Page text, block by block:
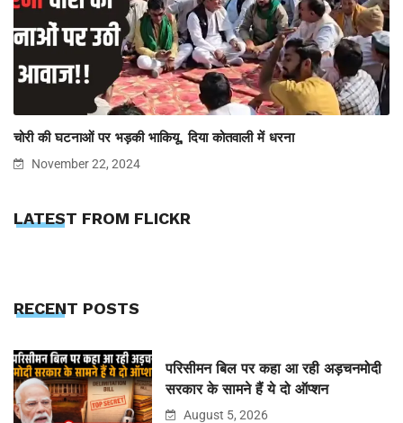
चोरी की घटनाओं पर भड़की भाकियू, दिया कोतवाली में धरना
November 22, 2024
LATEST FROM FLICKR
RECENT POSTS
परिसीमन बिल पर कहा आ रही अड़चनमोदी
सरकार के सामने हैं ये दो ऑप्शन
August 5, 2026